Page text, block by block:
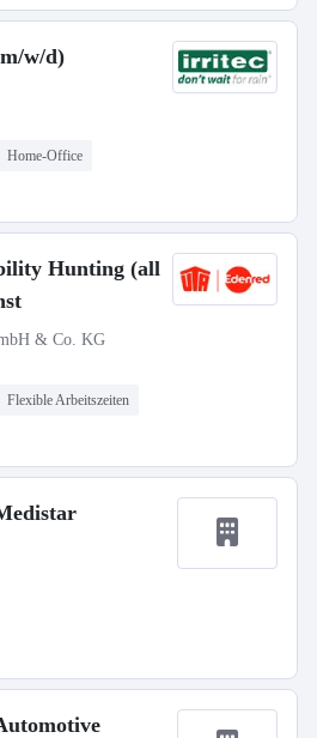
w/d)
Home-Office
Hunting (all
& Co. KG
Flexible Arbeitszeiten